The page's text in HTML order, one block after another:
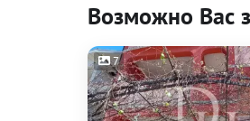
Возможно Вас
7